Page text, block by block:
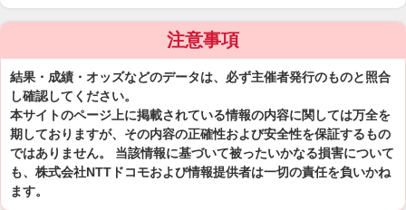
注意事項
結果・成績・オッズなどのデータは、必ず主催者発行のものと照合
し確認してください。
本サイトのページ上に掲載されている情報の内容に関しては万全を
期しておりますが、その内容の正確性および安全性を保証するもの
ではありません。 当該情報に基づいて被ったいかなる損害について
も、株式会社NTTドコモおよび情報提供者は一切の責任を負いかね
ます。